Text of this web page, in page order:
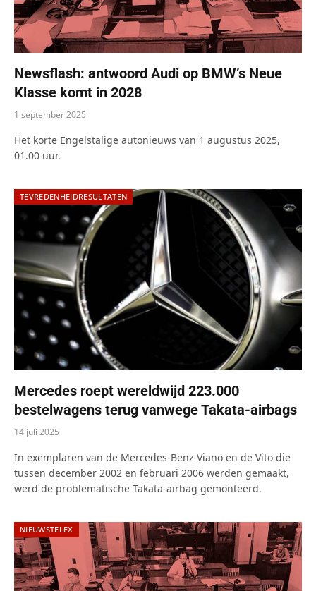
Newsflash: antwoord Audi op BMW’s Neue
Klasse komt in 2028
1 september 2025
Het korte Engelstalige autonieuws van 1 augustus 2025,
01.00 uur.
TEVREDENHEIDRESULTATEN
Mercedes roept wereldwijd 223.000
bestelwagens terug vanwege Takata-airbags
14 juli 2025
In exemplaren van de Mercedes-Benz Viano en de Vito die
tussen december 2002 en februari 2006 werden gemaakt,
werd de problematische Takata-airbag gemonteerd.
NIEUWSTELEX